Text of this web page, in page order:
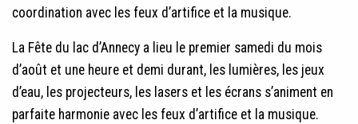
coordination avec les feux d’artifice et la musique.
La Fête du lac d’Annecy a lieu le premier samedi du mois
d’août et une heure et demi durant, les lumières, les jeux
d’eau, les projecteurs, les lasers et les écrans s’animent en
parfaite harmonie avec les feux d’artifice et la musique.